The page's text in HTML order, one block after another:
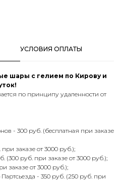
УСЛОВИЯ ОПЛАТЫ
шары с гелием по Кирову и
по принципу удаленности от
- 300 руб. (бесплатная при заказе
заказе от 3000 руб.);
(300 руб. при заказе от 3000 руб.);
заказе от 3000 руб.);
- 350 руб. (250 руб. при